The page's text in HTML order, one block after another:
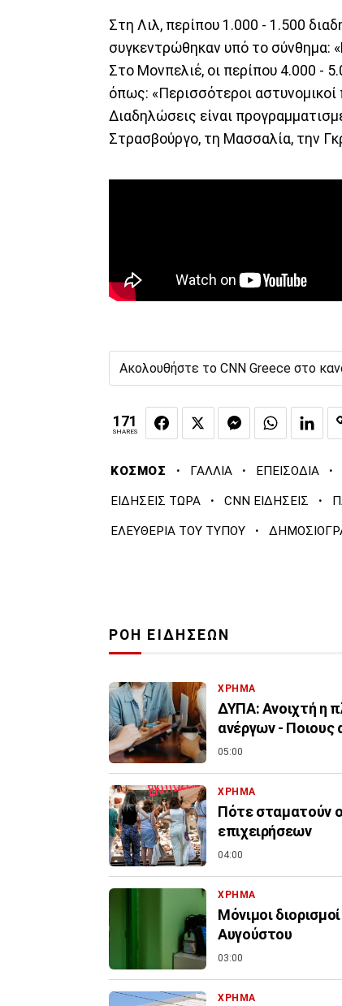
Στη Λιλ, περίπου 1.000 - 1.500
συγκεντρώθηκαν υπό το σύνθημα:
Στο Μονπελιέ, οι περίπου 4.000 -
όπως: «Περισσότεροι αστυνομικοί
Διαδηλώσεις είναι
Στρασβούργο, τη Μασσαλία, την
Ακολουθήστε το CNN Greece στο
171
SHARES
ΚΟΣΜΟΣ · ΓΑΛΛΙΑ · ΕΠΕΙΣΟΔΙΑ ·
ΕΙΔΗΣΕΙΣ ΤΩΡΑ · CNN ΕΙΔΗΣΕΙΣ ·
ΕΛΕΥΘΕΡΙΑ ΤΟΥ ΤΥΠΟΥ ·
ΡΟΗ ΕΙΔΗΣΕΩΝ
ΧΡΗΜΑ
ΔΥΠΑ: Ανοιχτή η
ανέργων - Ποιους
05:00
ΧΡΗΜΑ
Πότε σταματούν
επιχειρήσεων
04:00
ΧΡΗΜΑ
Μόνιμοι
Αυγούστου
03:00
ΧΡΗΜΑ